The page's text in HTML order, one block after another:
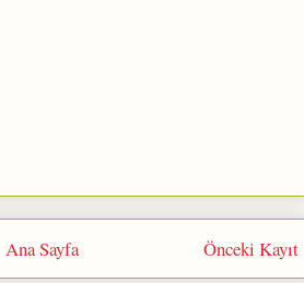
Önceki Kayıt
Ana Sayfa